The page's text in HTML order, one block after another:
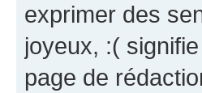
exprimer des
joyeux, :(
page de